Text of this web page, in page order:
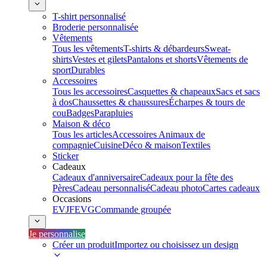
T-shirt personnalisé
Broderie personnalisée
Vêtements
Tous les vêtementsT-shirts & débardeursSweat-
shirtsVestes et giletsPantalons et shortsVêtements de
sportDurables
Accessoires
Tous les accessoiresCasquettes & chapeauxSacs et sacs
à dosChaussettes & chaussuresÉcharpes & tours de
couBadgesParapluies
Maison & déco
Tous les articlesAccessoires Animaux de
compagnieCuisineDéco & maisonTextiles
Sticker
Cadeaux
Cadeaux d'anniversaireCadeaux pour la fête des
PèresCadeau personnaliséCadeau photoCartes cadeaux
Occasions
EVJFEVGCommande groupée
Je personnalise
Créer un produitImportez ou choisissez un design